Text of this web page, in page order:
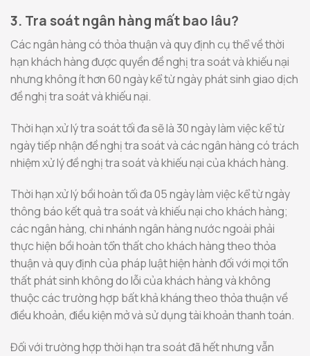
3. Tra soát ngân hàng mất bao lâu?
Các ngân hàng có thỏa thuận và quy định cụ thể về thời
hạn khách hàng được quyền đề nghị tra soát và khiếu nại
nhưng không ít hơn 60 ngày kể từ ngày phát sinh giao dịch
đề nghị tra soát và khiếu nại.
Thời hạn xử lý tra soát tối đa sẽ là 30 ngày làm việc kể từ
ngày tiếp nhận đề nghị tra soát và các ngân hàng có trách
nhiệm xử lý đề nghị tra soát và khiếu nại của khách hàng.
Thời hạn xử lý bồi hoàn tối đa 05 ngày làm việc kể từ ngày
thông báo kết quả tra soát và khiếu nại cho khách hàng;
các ngân hàng, chi nhánh ngân hàng nước ngoài phải
thực hiện bồi hoàn tổn thất cho khách hàng theo thỏa
thuận và quy định của pháp luật hiện hành đối với mọi tổn
thất phát sinh không do lỗi của khách hàng và không
thuộc các trường hợp bất khả kháng theo thỏa thuận về
điều khoản, điều kiện mở và sử dụng tài khoản thanh toán.
Đối với trường hợp thời hạn tra soát đã hết nhưng vẫn